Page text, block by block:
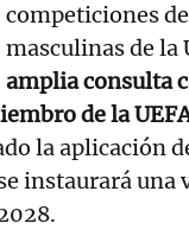
competiciones
masculinas de la
amplia consulta
de la
la aplicación
instaurará una